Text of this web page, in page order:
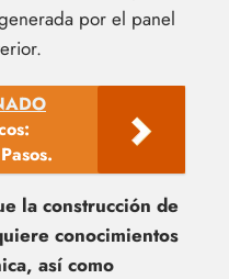
por el panel
la construcción de
conocimientos
así como